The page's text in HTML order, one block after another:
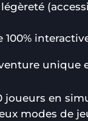
100%
unique
joueurs en
modes de